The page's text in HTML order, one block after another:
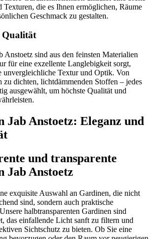
Texturen, die es Ihnen ermöglichen, Räume
Geschmack zu gestalten.
Qualität
Anstoetz sind aus den feinsten Materialien
für eine exzellente Langlebigkeit sorgt,
unvergleichliche Textur und Optik. Von
dichten, lichtdämmenden Stoffen – jedes
ausgewählt, um höchste Qualität und
Jab Anstoetz: Eleganz und
und transparente
Jab Anstoetz
exquisite Auswahl an Gardinen, die nicht
sind, sondern auch praktische
halbtransparenten Gardinen sind
das einfallende Licht sanft zu filtern und
Sichtschutz zu bieten. Ob Sie eine